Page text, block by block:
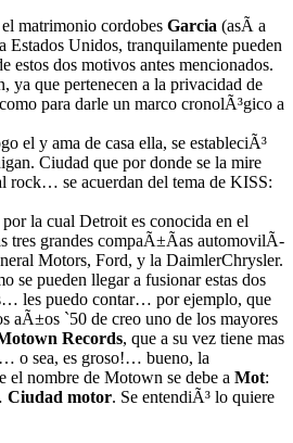
matrimonio cordobes Garcia (asÃ­ a
Estados Unidos, tranquilamente pueden
estos dos motivos antes mencionados.
ya que pertenecen a la privacidad de
para darle un marco cronolÃ³gico a
el y ama de casa ella, se estableciÃ³
Ciudad que por donde se la mire
rock… se acuerdan del tema de KISS:
la cual Detroit es conocida en el
tres grandes compaÃ±Ã­as automovilÃ­
Motors, Ford, y la DaimlerChrysler.
se pueden llegar a fusionar estas dos
les puedo contar… por ejemplo, que
aÃ±os `50 de creo uno de los mayores
Records, que a su vez tiene mas
o sea, es groso!… bueno, la
nombre de Motown se debe a Mot:
Ciudad motor. Se entendiÃ³ lo quiere